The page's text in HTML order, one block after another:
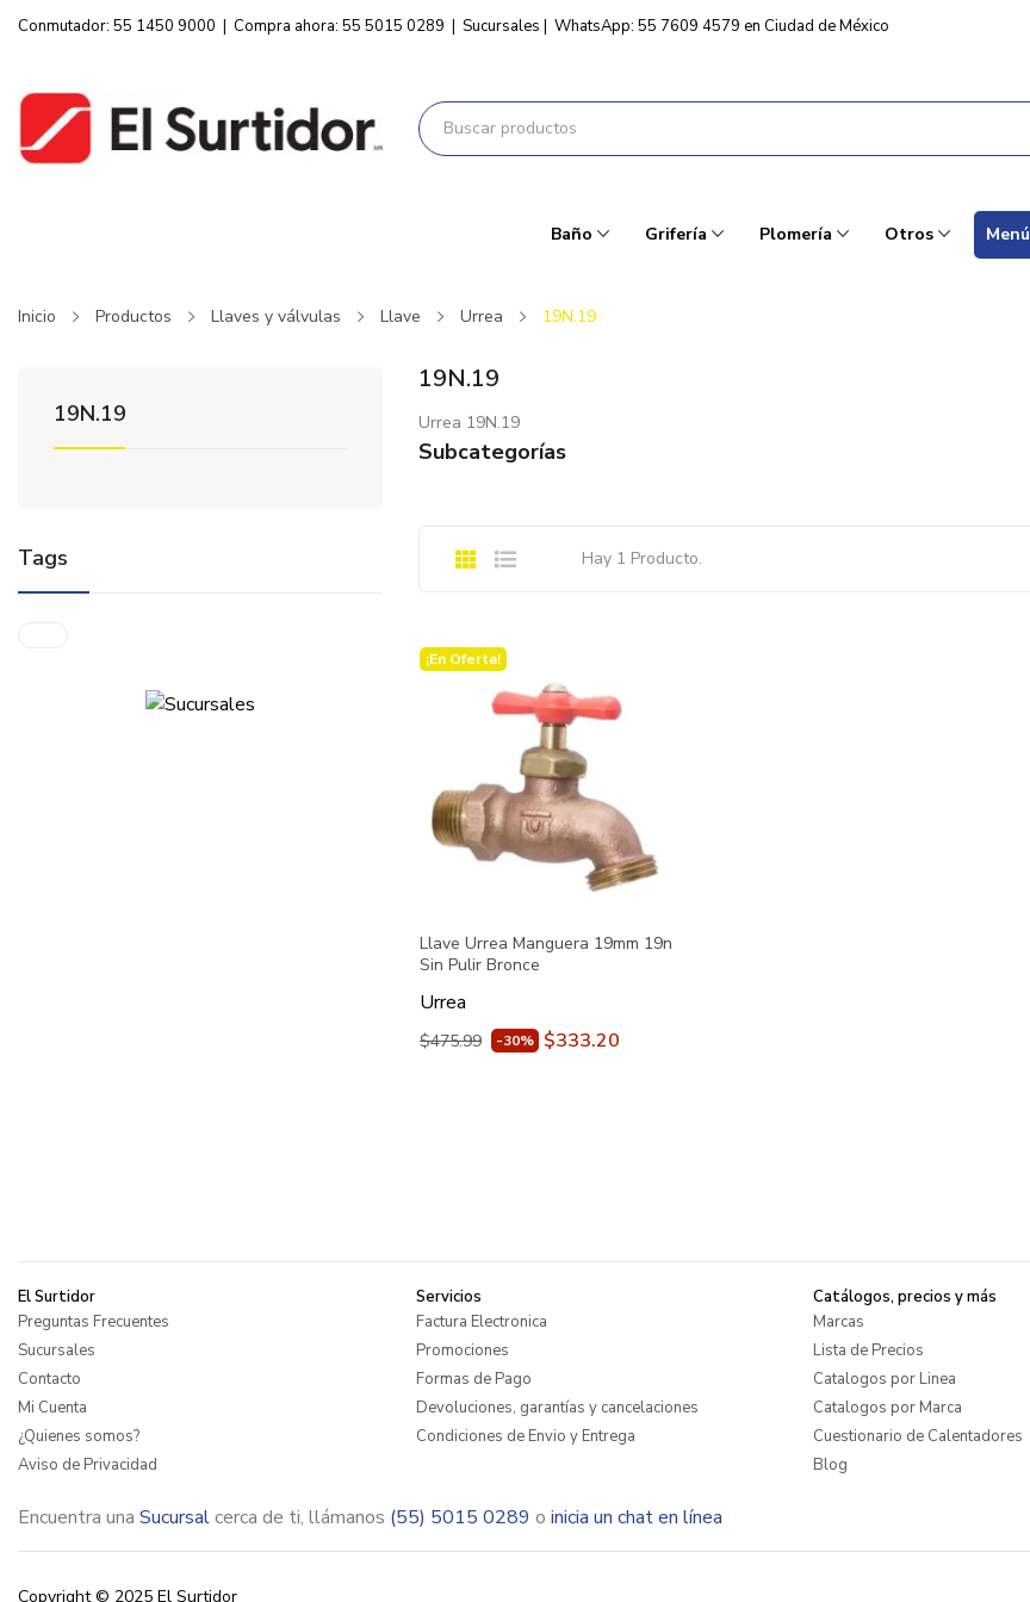
Conmutador: 55 1450 9000 | Compra ahora: 55 5015 0289 | Sucursales | WhatsApp: 55 7609 4579 en Ciudad de México
Baño Grifería Plomería Otros Menú
Inicio Productos Llaves y válvulas Llave Urrea 19N.19
19N.19
Tags
19N.19
Urrea 19N.19
Subcategorías
Hay 1 Producto.
¡En Oferta!
Llave Urrea Manguera 19mm 19n
Sin Pulir Bronce
Urrea
$475.99 -30% $333.20
El Surtidor
Preguntas Frecuentes
Sucursales
Contacto
Mi Cuenta
¿Quienes somos?
Aviso de Privacidad
Servicios
Factura Electronica
Promociones
Formas de Pago
Devoluciones, garantías y cancelaciones
Condiciones de Envio y Entrega
Catálogos, precios y más
Marcas
Lista de Precios
Catalogos por Linea
Catalogos por Marca
Cuestionario de Calentadores
Blog
Encuentra una Sucursalcerca de ti, llámanos (55) 5015 0289 o inicia un chat en línea
Copyright © 2025 El Surtidor